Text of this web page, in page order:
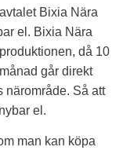
Bixia Nära
el. Bixia Nära
då 10
går direkt
närområde. Så att
el.
man kan köpa